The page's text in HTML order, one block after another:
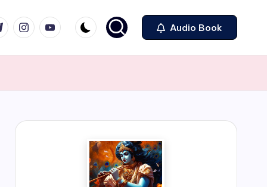
Instagram
Youtube Audio Book